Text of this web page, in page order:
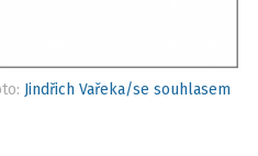
Jindřich Vařeka/se souhlasem